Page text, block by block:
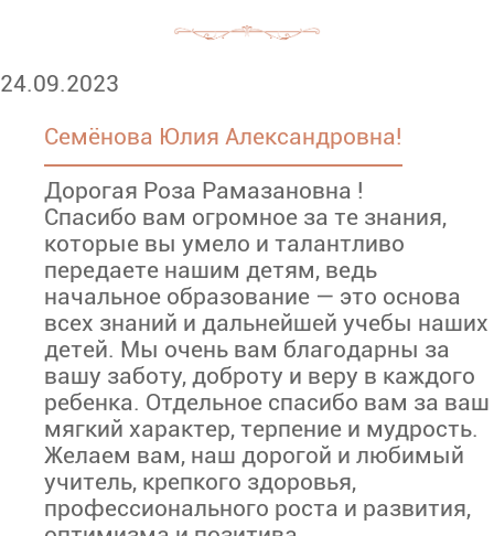
24.09.2023
Семёнова Юлия Александровна!
Дорогая Роза Рамазановна !
Спасибо вам огромное за те знания,
которые вы умело и талантливо
передаете нашим детям, ведь
начальное образование — это основа
всех знаний и дальнейшей учебы наших
детей. Мы очень вам благодарны за
вашу заботу, доброту и веру в каждого
ребенка. Отдельное спасибо вам за ваш
мягкий характер, терпение и мудрость.
Желаем вам, наш дорогой и любимый
учитель, крепкого здоровья,
профессионального роста и развития,